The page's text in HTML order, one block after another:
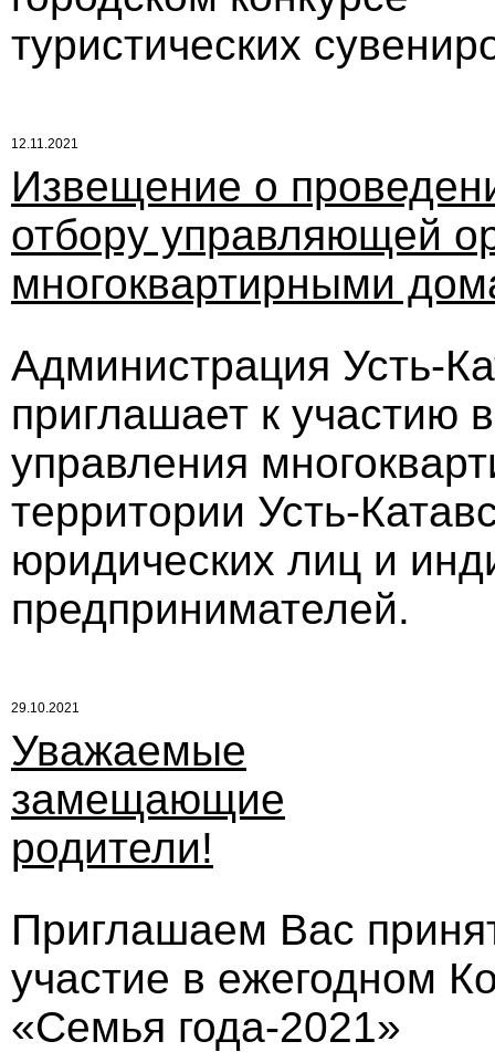
туристических
12.11.2021
Извещение о
отбору управляющей
многоквартирными
Администрация Усть-
приглашает к участию
управления
территории Усть-
юридических лиц и
предпринимателей.
29.10.2021
Уважаемые
замещающие
родители!
Приглашаем Вас
участие в ежегодном
«Семья года-2021»